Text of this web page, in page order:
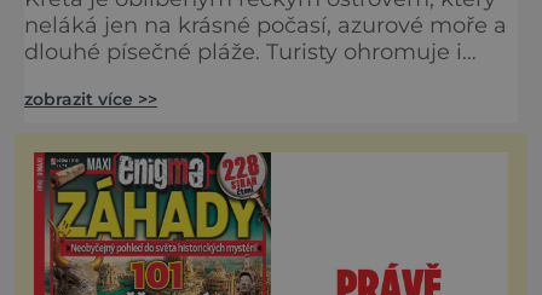
neláká jen na krásné počasí, azurové moře a
dlouhé písečné pláže. Turisty ohromuje i
důležitých civilizací a národů. Jaké krétské
památky patří k těm nejznámějším, a na vaší
dovolené byste je rozhodně neměli minout?
1. Nejzachovalejší Mínojský palác Knossos
Knossos patří k nejznámějším
archeologickým oblastem,
zobrazit více >>